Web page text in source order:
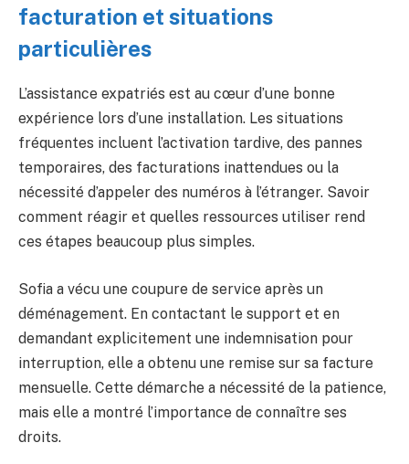
facturation et situations
particulières
L’assistance expatriés est au cœur d’une bonne
expérience lors d’une installation. Les situations
fréquentes incluent l’activation tardive, des pannes
temporaires, des facturations inattendues ou la
nécessité d’appeler des numéros à l’étranger. Savoir
comment réagir et quelles ressources utiliser rend
ces étapes beaucoup plus simples.
Sofia a vécu une coupure de service après un
déménagement. En contactant le support et en
demandant explicitement une indemnisation pour
interruption, elle a obtenu une remise sur sa facture
mensuelle. Cette démarche a nécessité de la patience,
mais elle a montré l’importance de connaître ses
droits.